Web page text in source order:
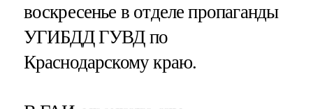
воскресенье в отделе пропаганды
УГИБДД ГУВД по
Краснодарскому краю.